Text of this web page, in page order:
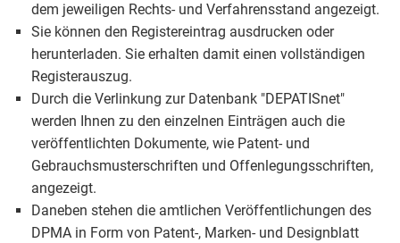
dem jeweiligen Rechts- und Verfahrensstand angezeigt.
Sie können den Registereintrag ausdrucken oder
herunterladen. Sie erhalten damit einen vollständigen
Registerauszug.
Durch die Verlinkung zur Datenbank "DEPATISnet"
werden Ihnen zu den einzelnen Einträgen auch die
veröffentlichten Dokumente, wie Patent- und
Gebrauchsmusterschriften und Offenlegungsschriften,
angezeigt.
Daneben stehen die amtlichen Veröffentlichungen des
DPMA in Form von Patent-, Marken- und Designblatt